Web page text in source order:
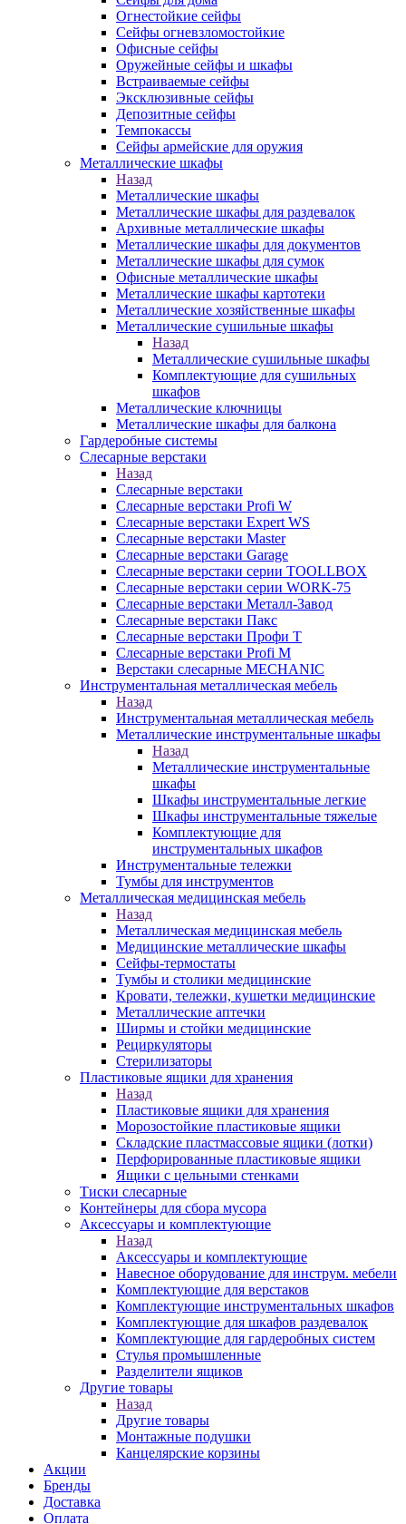
Огнестойкие сейфы
Сейфы огневзломостойкие
Офисные сейфы
Оружейные сейфы и шкафы
Встраиваемые сейфы
Эксклюзивные сейфы
Депозитные сейфы
Темпокассы
Сейфы армейские для оружия
Металлические шкафы
Назад
Металлические шкафы
Металлические шкафы для раздевалок
Архивные металлические шкафы
Металлические шкафы для документов
Металлические шкафы для сумок
Офисные металлические шкафы
Металлические шкафы картотеки
Металлические хозяйственные шкафы
Металлические сушильные шкафы
Назад
Металлические сушильные шкафы
Комплектующие для сушильных
шкафов
Металлические ключницы
Металлические шкафы для балкона
Гардеробные системы
Слесарные верстаки
Назад
Слесарные верстаки
Слесарные верстаки Profi W
Слесарные верстаки Expert WS
Слесарные верстаки Master
Слесарные верстаки Garage
Слесарные верстаки серии TOOLLBOX
Слесарные верстаки серии WORK-75
Слесарные верстаки Металл-Завод
Слесарные верстаки Пакс
Слесарные верстаки Профи Т
Слесарные верстаки Profi M
Верстаки слесарные MECHANIC
Инструментальная металлическая мебель
Назад
Инструментальная металлическая мебель
Металлические инструментальные шкафы
Назад
Металлические инструментальные
шкафы
Шкафы инструментальные легкие
Шкафы инструментальные тяжелые
Комплектующие для
инструментальных шкафов
Инструментальные тележки
Тумбы для инструментов
Металлическая медицинская мебель
Назад
Металлическая медицинская мебель
Медицинские металлические шкафы
Сейфы-термостаты
Тумбы и столики медицинские
Кровати, тележки, кушетки медицинские
Металлические аптечки
Ширмы и стойки медицинские
Рециркуляторы
Стерилизаторы
Пластиковые ящики для хранения
Назад
Пластиковые ящики для хранения
Морозостойкие пластиковые ящики
Складские пластмассовые ящики (лотки)
Перфорированные пластиковые ящики
Ящики с цельными стенками
Тиски слесарные
Контейнеры для сбора мусора
Аксессуары и комплектующие
Назад
Аксессуары и комплектующие
Навесное оборудование для инструм. мебели
Комплектующие для верстаков
Комплектующие инструментальных шкафов
Комплектующие для шкафов раздевалок
Комплектующие для гардеробных систем
Стулья промышленные
Разделители ящиков
Другие товары
Назад
Другие товары
Монтажные подушки
Канцелярские корзины
Акции
Бренды
Доставка
Оплата